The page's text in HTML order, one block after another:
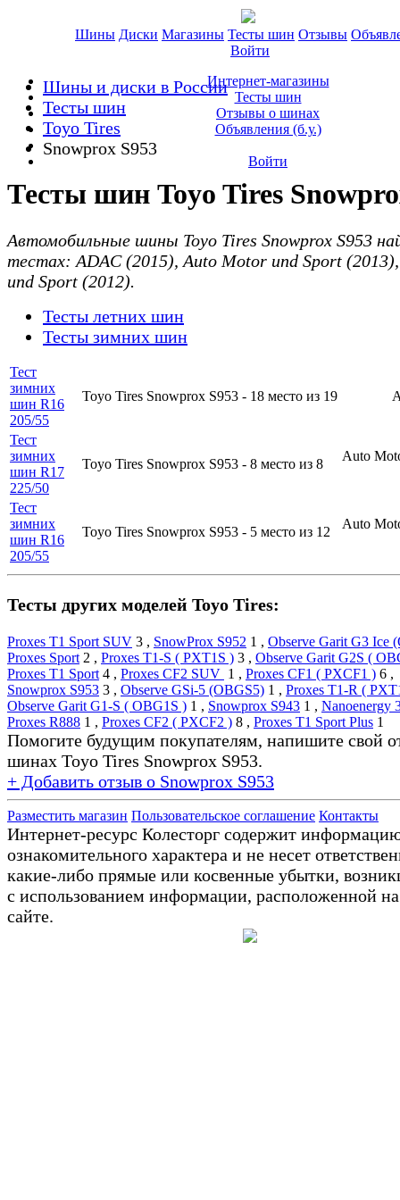
Шины Диски Магазины Тесты шин Отзывы
Войти
Интернет-магазины
Тесты шин
Отзывы о шинах
Объявления (б.у.)
Войти
Шины и диски в России
Тесты шин
Toyo Tires
Snowprox S953
Тесты шин Toyo Tires
Автомобильные шины Toyo Tires Snowprox S953
тестах: ADAC (2015), Auto Motor und Sport
und Sport (2012).
Тесты летних шин
Тесты зимних шин
Тест
зимних
шин R16
205/55
Toyo Tires Snowprox S953 - 18 место из 19
Тест
зимних
шин R17
225/50
Toyo Tires Snowprox S953 - 8 место из 8
Auto
Тест
зимних
шин R16
205/55
Toyo Tires Snowprox S953 - 5 место из 12
Auto
Тесты других моделей Toyo Tires:
Proxes T1 Sport SUV 3 , SnowProx S952 1 , Observe Garit G3 Ice
Proxes Sport 2 , Proxes T1-S ( PXT1S ) 3 , Observe Garit G2S (
Proxes T1 Sport 4 , Proxes CF2 SUV 1 , Proxes CF1 ( PXCF1 ) 6 ,
Snowprox S953 3 , Observe GSi-5 (OBGS5) 1 , Proxes T1-R (
Observe Garit G1-S ( OBG1S ) 1 , Snowprox S943 1 , Nanoenergy
Proxes R888 1 , Proxes CF2 ( PXCF2 ) 8 , Proxes T1 Sport Plus 1
Помогите будущим покупателям, напишите свой
шинах Toyo Tires Snowprox S953.
+ Добавить отзыв о Snowprox S953
Разместить магазин Пользовательское соглашение Контакты
Интернет-ресурс Колесторг содержит
ознакомительного характера и не несет
какие-либо прямые или косвенные убытки,
с использованием информации, расположенной
сайте.